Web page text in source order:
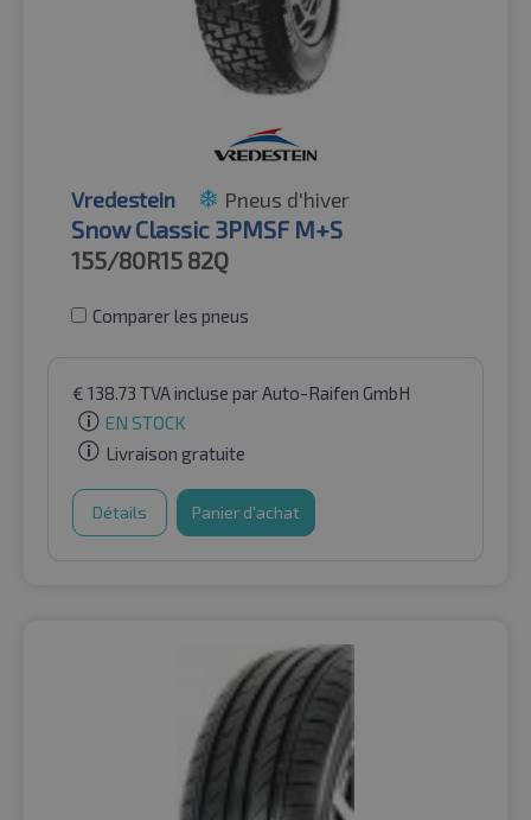
Vredestein Pneus d'hiver
Snow Classic 3PMSF M+S
155/80R15 82Q
Comparer les pneus
€ 138.73 TVA incluse par Auto-Raifen GmbH
EN STOCK
Livraison gratuite
Détails Panier d'achat